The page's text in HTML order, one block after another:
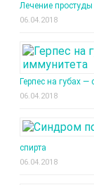
Лечение
06.04.2018
Герпес на губах
06.04.2018
спирта
06.04.2018